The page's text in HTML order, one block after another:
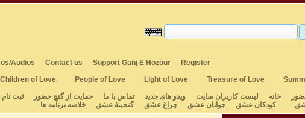
Audios Contact us Support Ganj E Hozour
Register
Children of Love
People of Love Light of Love Treasure of Love
خانه لیست کاربران سایت ویدو های جدید تماس با ما حمایت از گنچ حضور
ثبت نام
کودکان عشق جوانان عشق چراغ عشق گنجینهٔ عشق خلاصه برنامه ها